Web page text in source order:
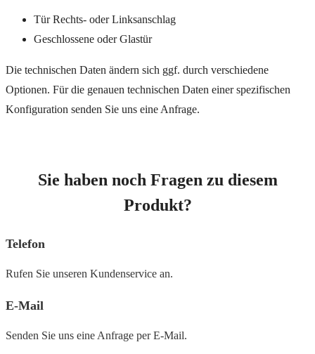
Tür Rechts- oder Linksanschlag
Geschlossene oder Glastür
Die technischen Daten ändern sich ggf. durch verschiedene
Optionen. Für die genauen technischen Daten einer spezifischen
Konfiguration senden Sie uns eine Anfrage.
Sie haben noch Fragen zu diesem
Produkt?
Telefon
Rufen Sie unseren Kundenservice an.
E-Mail
Senden Sie uns eine Anfrage per E-Mail.